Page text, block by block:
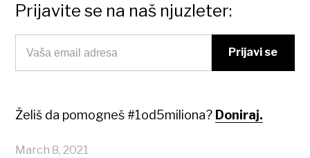
Prijavite se na naš njuzleter:
Želiš da pomogneš #1od5miliona? Doniraj.
March 8, 2021